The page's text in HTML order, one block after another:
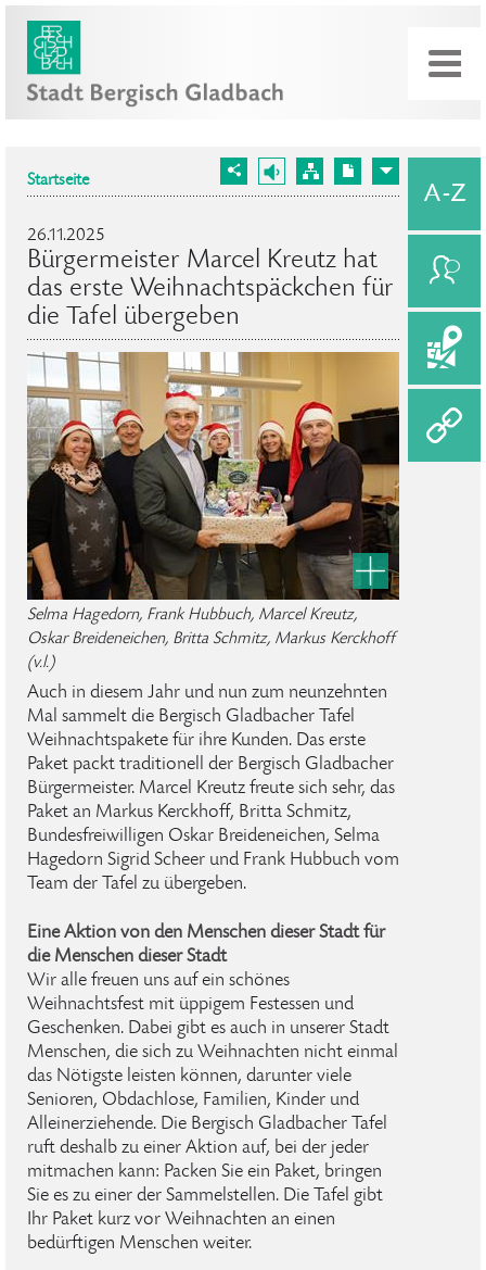
Startseite
26.11.2025
Bürgermeister Marcel Kreutz hat
das erste Weihnachtspäckchen für
die Tafel übergeben
Selma Hagedorn, Frank Hubbuch, Marcel Kreutz,
Oskar Breideneichen, Britta Schmitz, Markus Kerckhoff
(v.l.)
Auch in diesem Jahr und nun zum neunzehnten
Mal sammelt die Bergisch Gladbacher Tafel
Weihnachtspakete für ihre Kunden. Das erste
Paket packt traditionell der Bergisch Gladbacher
Bürgermeister. Marcel Kreutz freute sich sehr, das
Paket an Markus Kerckhoff, Britta Schmitz,
Bundesfreiwilligen Oskar Breideneichen, Selma
Hagedorn Sigrid Scheer und Frank Hubbuch vom
Team der Tafel zu übergeben.
Eine Aktion von den Menschen dieser Stadt für
die Menschen dieser Stadt
Wir alle freuen uns auf ein schönes
Weihnachtsfest mit üppigem Festessen und
Geschenken. Dabei gibt es auch in unserer Stadt
Menschen, die sich zu Weihnachten nicht einmal
das Nötigste leisten können, darunter viele
Senioren, Obdachlose, Familien, Kinder und
Alleinerziehende. Die Bergisch Gladbacher Tafel
ruft deshalb zu einer Aktion auf, bei der jeder
mitmachen kann: Packen Sie ein Paket, bringen
Sie es zu einer der Sammelstellen. Die Tafel gibt
Ihr Paket kurz vor Weihnachten an einen
bedürftigen Menschen weiter.